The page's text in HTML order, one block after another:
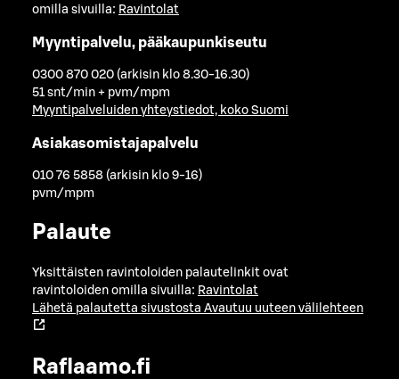
omilla sivuilla: Ravintolat
Myyntipalvelu, pääkaupunkiseutu
0300 870 020 (arkisin klo 8.30-16.30)
51 snt/min + pvm/mpm
Myyntipalveluiden yhteystiedot, koko Suomi
Asiakasomistajapalvelu
010 76 5858 (arkisin klo 9-16)
pvm/mpm
Palaute
Yksittäisten ravintoloiden palautelinkit ovat
ravintoloiden omilla sivuilla: Ravintolat
Lähetä palautetta sivustosta Avautuu uuteen välilehteen
Raflaamo.fi